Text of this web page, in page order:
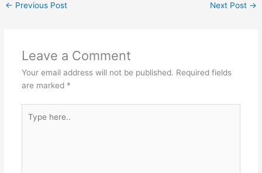
← Previous Post Next Post →
Leave a Comment
Your email address will not be published. Required fields
are marked *
here..